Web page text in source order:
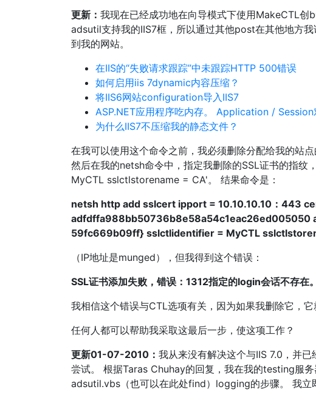
更新： 我现在已经成功地在向导模式下使用MakeCTL
adsutil支持我的IIS7框，所以通过其他post在其他地方
到我的网站。
在IIS的“失败请求跟踪”中未跟踪HTTP 500错误
如何启用iis 7dynamic内容压缩？
将IIS6网站configuration导入IIS7
ASP.NET应用程序吃内存。 Application / Session
为什么IIS7不压缩我的静态文件？
在我可以使用这个命令之前，我必须删除分配给我的站
然后在我的netsh命令中，指定我删除的SSL证书的指
MyCTL sslctlstorename = CA'。 结果命令是：
netsh http add sslcert ipport = 10.10.10.10：443
adfdffa988bb50736b8e58a54c1eac26ed005050
59fc669b09ff} sslctlidentifier = MyCTL
（IP地址是munged），但我得到这个错误：
SSL证书添加失败，错误：1312指定的login会话不存在。
我相信这个错误与CTL选项有关，因为如果我删除它，
任何人都可以帮助我采取这最后一步，使这项工作？
更新01-07-2010： 我从来没有解决这个与IIS 7.0，并
尝试。 根据Taras Chuhay的回复，我在我的testing服
adsutil.vbs（也可以在此处find）logging的步骤。 我立